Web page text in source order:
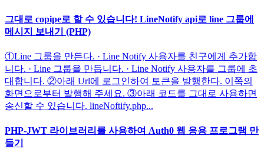
그대로 copipe로 할 수 있습니다! LineNotify api로 line 그룹에
메시지 보내기 (PHP)
①Line 그룹을 만든다. · Line Notify 사용자를 친구에게 추가합
니다. · Line 그룹을 만듭니다. · Line Notify 사용자를 그룹에 초
대합니다. ②아래 Url에 로그인하여 토큰을 발행한다. 이쪽의
화면으로부터 발행해 주세요. ③아래 코드를 그대로 사용하면
송신할 수 있습니다. lineNoftify.php...
PHP-JWT 라이브러리를 사용하여 Auth0 웹 응용 프로그램 만
들기